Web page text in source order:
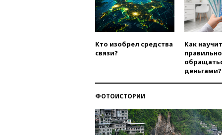
Кто изобрел средства
связи?
Как
правильно
деньгами?
ФОТОИСТОРИИ